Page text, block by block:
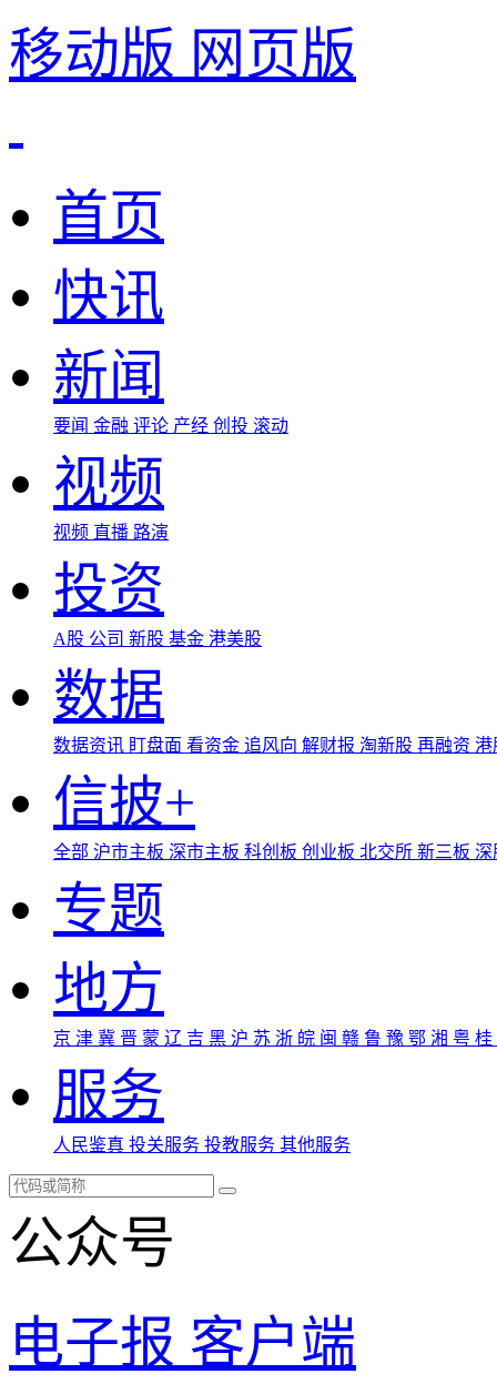
移动版 网页版
首页
快讯
新闻
要闻 金融 评论 产经 创投 滚动
视频
视频 直播 路演
投资
A股 公司 新股 基金 港美股
数据
数据资讯 盯盘面 看资金 追风向 解财报 淘新股 再融资
信披+
全部 沪市主板 深市主板 科创板 创业板 北交所 新三板
专题
地方
京 津 冀 晋 蒙 辽 吉 黑 沪 苏 浙 皖 闽 赣 鲁 豫 鄂 湘 粤 桂
服务
人民鉴真 投关服务 投教服务 其他服务
公众号
电子报 客户端